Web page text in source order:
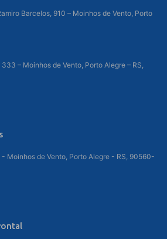
Barcelos, 910 – Moinhos de Vento, Porto
– Moinhos de Vento, Porto Alegre – RS,
- Moinhos de Vento, Porto Alegre - RS, 90560-